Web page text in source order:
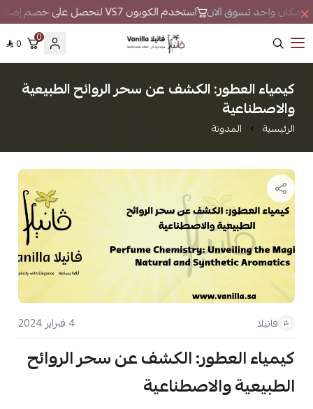
في مكان واحد تسوق الان استخدم الكوبون VS7 لتحصل على خصم إضافي
فانيلا
0
0
كيمياء العطور: الكشف عن سحر الروائح الطبيعية
والاصطناعية
الرئيسية المدونة
فانيلا 4 فبراير 2024
كيمياء العطور: الكشف عن سحر الروائح
الطبيعية والاصطناعية